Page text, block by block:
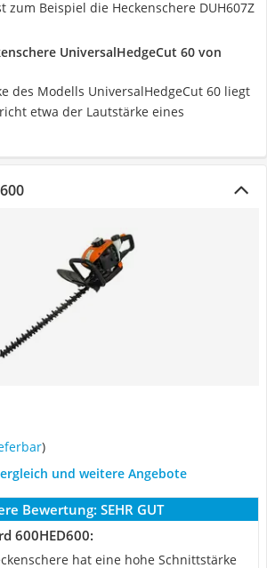
zum Beispiel die Heckenschere DUH607Z
UniversalHedgeCut 60 von
des Modells UniversalHedgeCut 60 liegt
etwa der Lautstärke eines
)
und weitere Angebote
Bewertung: SEHR GUT
600HED600:
hat eine hohe Schnittstärke